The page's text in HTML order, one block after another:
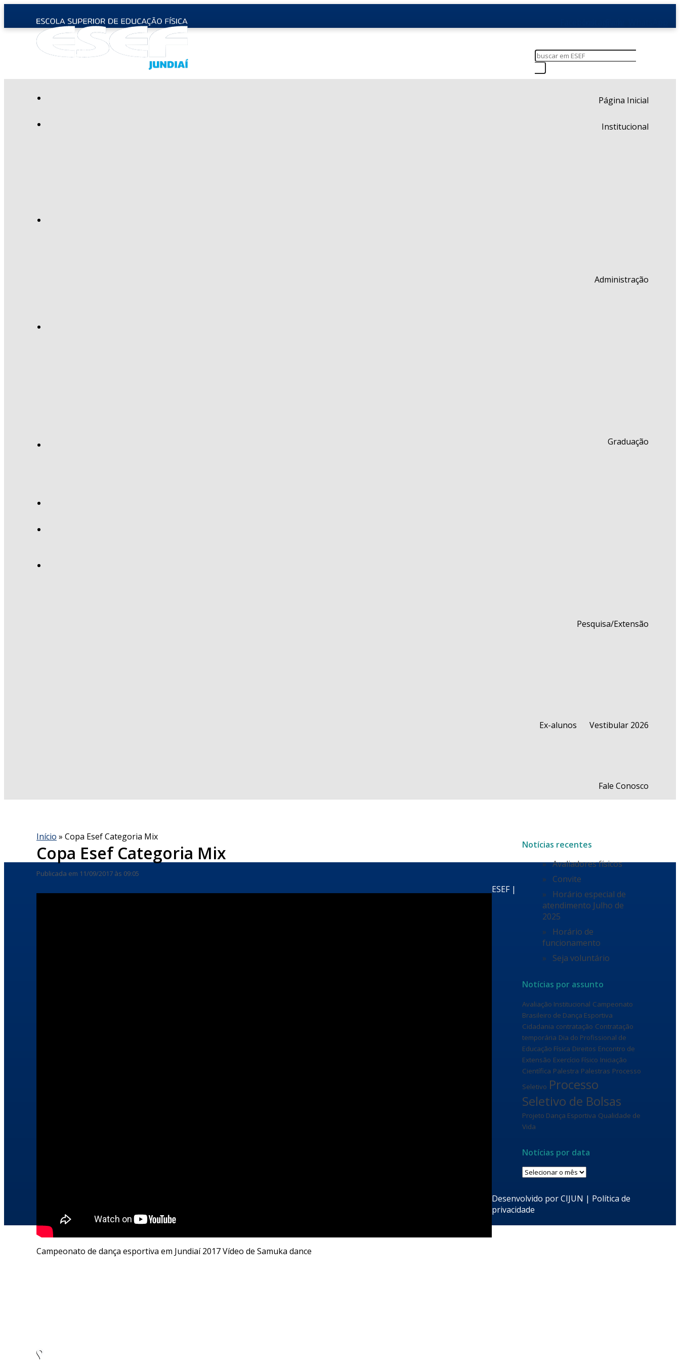
Página Inicial
Institucional
Administração
Graduação
Pesquisa/Extensão
Vestibular 2026
Ex-alunos
Fale Conosco
Início » Copa Esef Categoria Mix
Copa Esef Categoria Mix
Publicada em 11/09/2017 às 09:05
Campeonato de dança esportiva em Jundiaí 2017 Vídeo de Samuka dance
Notícias recentes
Avaliadores físicos
Convite
Horário especial de
atendimento Julho de
2025
Horário de
funcionamento
Seja voluntário
Notícias por assunto
Avaliação Institucional Campeonato
Brasileiro de Dança Esportiva
Cidadania contratação Contratação
temporária Dia do Profissional de
Educação Física Direitos Encontro de
Extensão Exercício Físico Iniciação
Científica Palestra Palestras Processo
Seletivo Processo
Seletivo de Bolsas
Projeto Dança Esportiva Qualidade de
Vida
Notícias por data
Notícias
data
ESEF |
Desenvolvido porCIJUN | Política de
privacidade